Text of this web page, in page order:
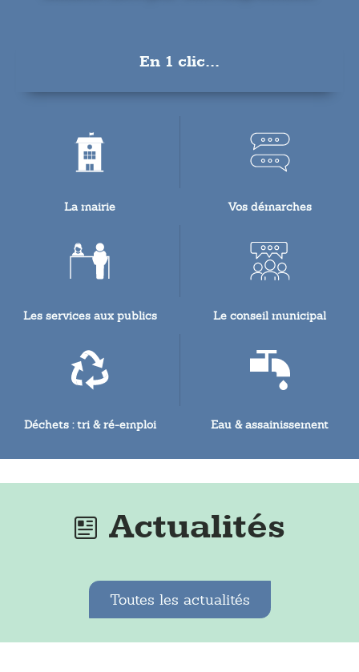
En 1 clic...
La mairie Vos démarches
Les services aux publics Le conseil municipal
Déchets : tri & ré-emploi Eau & assainissement
Actualités
Toutes les actualités